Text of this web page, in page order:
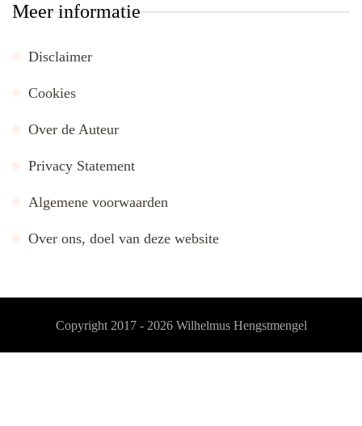
Meer informatie
Disclaimer
Cookies
Over de Auteur
Privacy Statement
Algemene voorwaarden
Over ons, doel van deze website
Copyright 2017 - 2026 Wilhelmus Hengstmengel